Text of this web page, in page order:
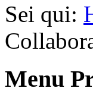
Sei qui:
Menu